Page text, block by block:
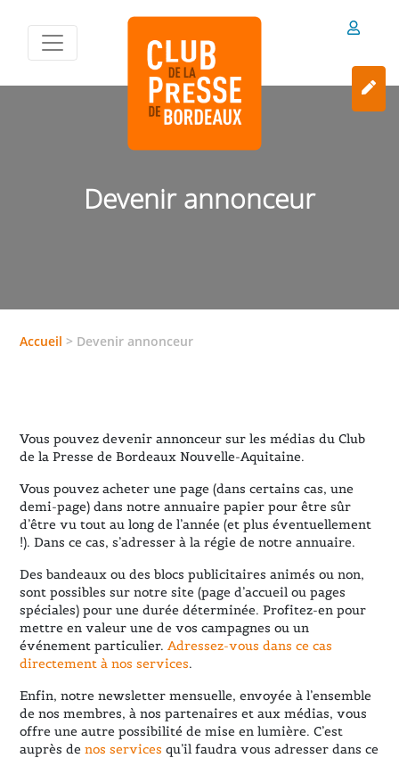
Devenir annonceur
Accueil > Devenir annonceur
Vous pouvez devenir annonceur sur les médias du Club
de la Presse de Bordeaux Nouvelle-Aquitaine.
Vous pouvez acheter une page (dans certains cas, une
demi-page) dans notre annuaire papier pour être sûr
d’être vu tout au long de l’année (et plus éventuellement
!). Dans ce cas, s’adresser à la régie de notre annuaire.
Des bandeaux ou des blocs publicitaires animés ou non,
sont possibles sur notre site (page d’accueil ou pages
spéciales) pour une durée déterminée. Profitez-en pour
mettre en valeur une de vos campagnes ou un
événement particulier.Adressez-vous dans ce cas
directement à nos services.
Enfin, notre newsletter mensuelle, envoyée à l’ensemble
de nos membres, à nos partenaires et aux médias, vous
offre une autre possibilité de mise en lumière. C’est
auprès denos services qu’il faudra vous adresser dans ce